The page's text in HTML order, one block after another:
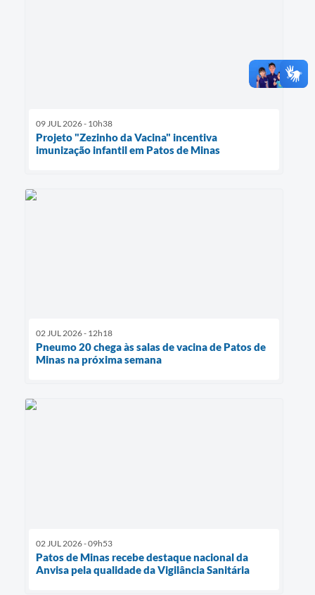
09 JUL 2026 - 10h38
Projeto "Zezinho da Vacina" incentiva
imunização infantil em Patos de Minas
02 JUL 2026 - 12h18
Pneumo 20 chega às salas de vacina de Patos de
Minas na próxima semana
02 JUL 2026 - 09h53
Patos de Minas recebe destaque nacional da
Anvisa pela qualidade da Vigilância Sanitária